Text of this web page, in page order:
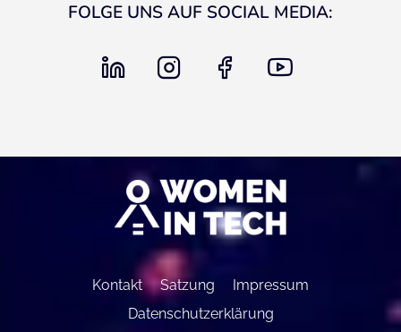
FOLGE UNS AUF SOCIAL MEDIA:
linkedin instagram
Kontakt Satzung
Impressum
Datenschutzerklärung